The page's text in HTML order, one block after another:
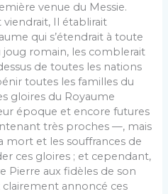
venue du Messie.
viendrait, Il établirait
qui s’étendrait à toute
joug romain, les comblerait
de toutes les nations
toutes les familles du
gloires du Royaume
époque et encore futures
très proches —, mais
mort et les souffrances de
ces gloires ; et cependant,
Pierre aux fidèles de son
annoncé ces